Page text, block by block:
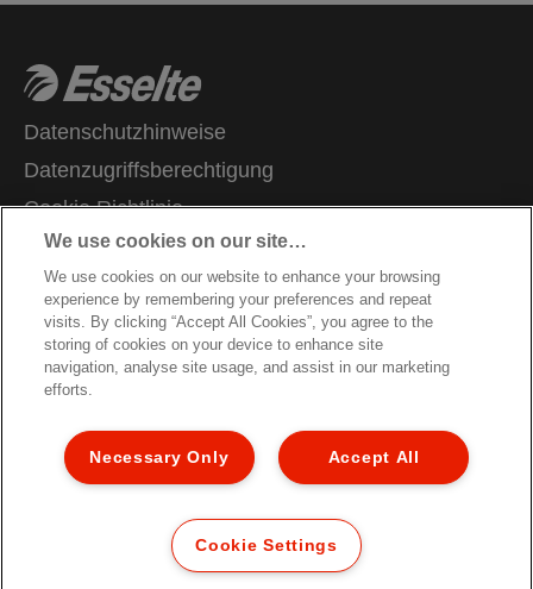
Datenschutzhinweise
Datenzugriffsberechtigung
Cookie Richtlinie
Legal Notice
Impressum
Garantie Bedingungen
Hinweise zum Verpackungsrecycling
Konformitätserklärungen
Site Map
Kundenservice
© 2026 ACCO Brands. All Rights Reserved.
We use cookies on our site…
We use cookies on our website to enhance your browsing
experience by remembering your preferences and repeat
visits. By clicking “Accept All Cookies”, you agree to the
storing of cookies on your device to enhance site
navigation, analyse site usage, and assist in our marketing
efforts.
Accept All
Necessary Only
Cookie Settings